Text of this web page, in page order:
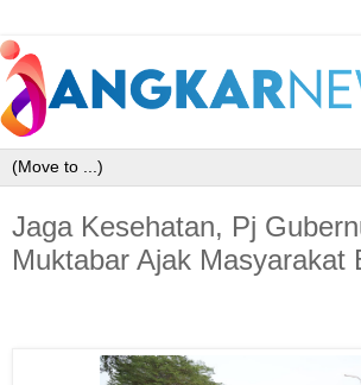
Jaga Kesehatan, Pj
Muktabar Ajak Masyarakat